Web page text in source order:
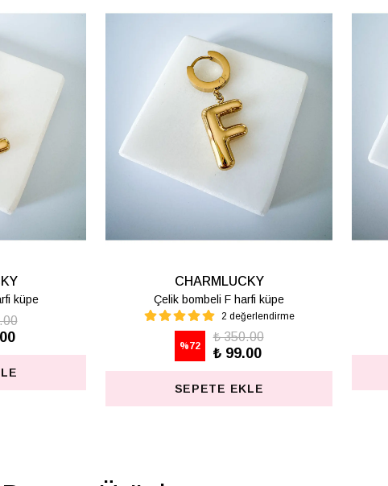
CHARMLUCKY
Çelik bombeli M harfi lüpe
1 değerlendirme
72
₺ 350.00
₺ 99.00
SEPETE EKLE